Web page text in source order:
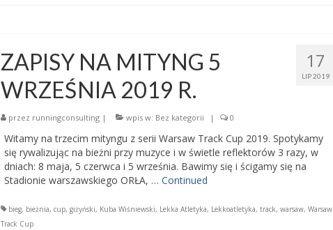
17
LIP 2019
ZAPISY NA MITYNG 5
WRZEŚNIA 2019 R.
przez runningconsulting| wpis w: Bez kategorii | 0
Witamy na trzecim mityngu z serii Warsaw Track Cup 2019. Spotykamy
się rywalizując na bieżni przy muzyce i w świetle reflektorów 3 razy, w
dniach: 8 maja, 5 czerwca i 5 września. Bawimy się i ścigamy się na
Stadionie warszawskiego ORŁA, … Continued
bieg, bieżnia, cup, giżyński, Kuba Wiśniewski, Lekka Atletyka, Lekkoatletyka, track, warsaw, Warsaw
Track Cup